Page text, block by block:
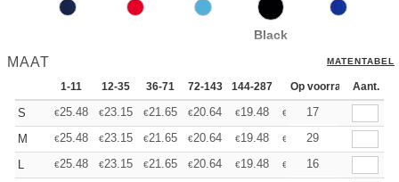
Black
MAAT MATENTABEL
1-11 12-35 36-71 72-143 144-287 288 + Meer
Op voorraadAant.
S €25.48 €23.15 €21.65 €20.64 €19.48 € 18.49
17
M
€25.48 €23.15 €21.65 €20.64 €19.48 € 18.49
29
L
€25.48 €23.15 €21.65 €20.64 €19.48 € 18.49
16